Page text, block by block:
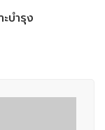
บำรุง